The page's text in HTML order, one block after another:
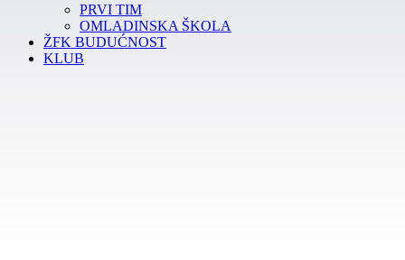
PRVI TIM
OMLADINSKA ŠKOLA
ŽFK BUDUĆNOST
KLUB